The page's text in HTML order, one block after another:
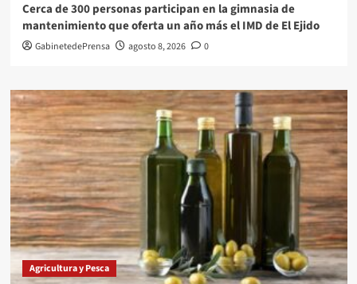
Cerca de 300 personas participan en la gimnasia de
mantenimiento que oferta un año más el IMD de El Ejido
GabinetedePrensa agosto 8, 2026 0
Agricultura y Pesca